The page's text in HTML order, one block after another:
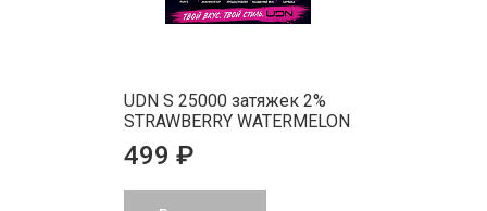
UDN S 25000 затяжек 2%
STRAWBERRY WATERMELON
499 ₽